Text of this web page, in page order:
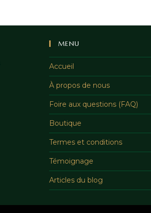
MENU
Accueil
À propos de nous
Foire aux questions (FAQ)
Boutique
Termes et conditions
Témoignage
Articles du blog